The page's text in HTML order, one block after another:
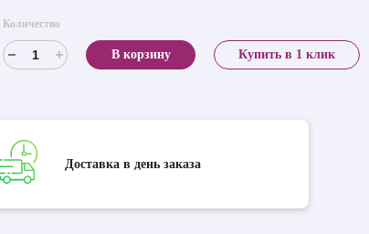
Количество
В корзину Купить в 1 клик
Доставка в день заказа